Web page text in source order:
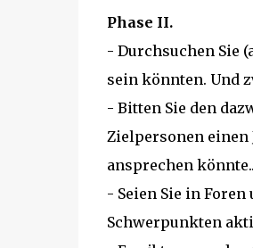
Phase II.
- Durchsuchen Sie
sein könnten. Und
- Bitten Sie den
Zielpersonen einen
ansprechen
- Seien Sie in
Schwerpunkten